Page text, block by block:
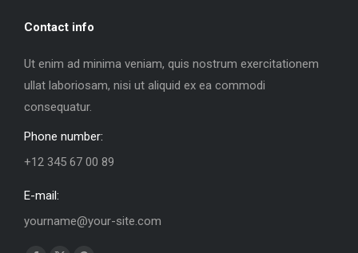
Contact info
Ut enim ad minima veniam, quis nostrum exercitationem
ullat laboriosam, nisi ut aliquid ex ea commodi
consequatur.
Phone number:
+12 345 67 00 89
E-mail:
yourname@your-site.com